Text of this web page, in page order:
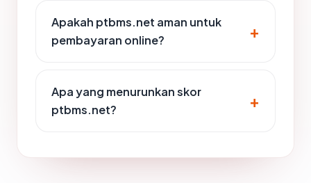
Apakah ptbms.net aman untuk
pembayaran online?
Apa yang menurunkan skor
ptbms.net?